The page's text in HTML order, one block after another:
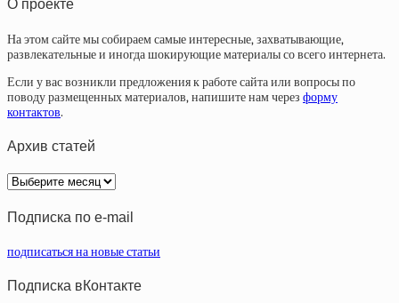
О проекте
На этом сайте мы собираем самые интересные, захватывающие,
развлекательные и иногда шокирующие материалы со всего интернета.
Если у вас возникли предложения к работе сайта или вопросы по
поводу размещенных материалов, напишите нам через форму
контактов.
Архив статей
Архив
статей
Подписка по e-mail
подписаться на новые статьи
Подписка вКонтакте